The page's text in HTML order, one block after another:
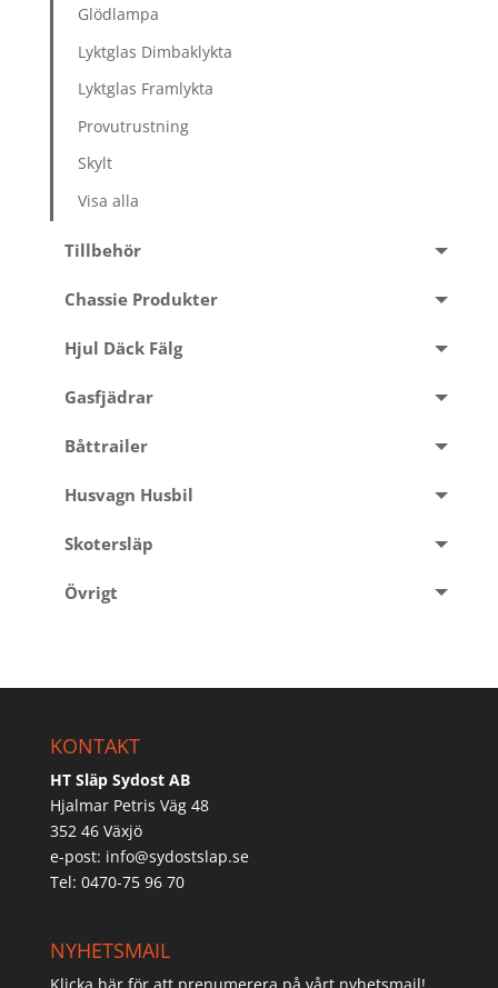
Glödlampa
Lyktglas Dimbaklykta
Lyktglas Framlykta
Provutrustning
Skylt
Visa alla
Tillbehör
Chassie Produkter
Hjul Däck Fälg
Gasfjädrar
Båttrailer
Husvagn Husbil
Skotersläp
Övrigt
KONTAKT
HT Släp Sydost AB
Hjalmar Petris Väg 48
352 46 Växjö
e-post: info@sydostslap.se
Tel: 0470-75 96 70
NYHETSMAIL